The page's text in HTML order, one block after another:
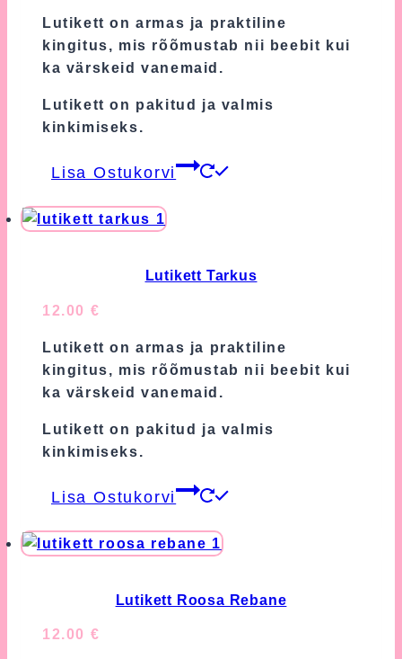
Lutikett on armas ja praktiline
kingitus, mis rõõmustab nii beebit kui
ka värskeid vanemaid.
Lutikett on pakitud ja valmis
kinkimiseks.
Lisa Ostukorvi
Lutikett Tarkus
12.00 €
Lutikett on armas ja praktiline
kingitus, mis rõõmustab nii beebit kui
ka värskeid vanemaid.
Lutikett on pakitud ja valmis
kinkimiseks.
Lisa Ostukorvi
Lutikett Roosa Rebane
12.00 €